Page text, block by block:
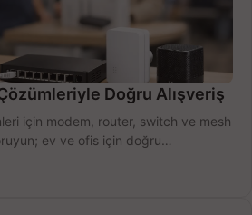
Doğru Alışveriş
için modem, router, switch ve mesh
ev ve ofis için doğru